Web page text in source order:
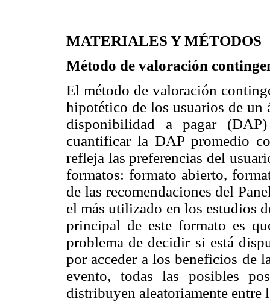
MATERIALES Y MÉTODOS
Método de valoración
El método de valoración
hipotético de los usuarios de un
disponibilidad a pagar
cuantificar la DAP promedio
refleja las preferencias del
formatos: formato abierto,
de las recomendaciones del
el más utilizado en los estudios
principal de este formato es
problema de decidir si está
por acceder a los beneficios de
evento, todas las posibles
distribuyen aleatoriamente entre